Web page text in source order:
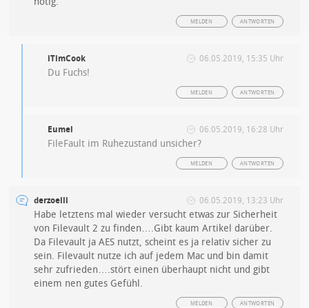
ANTWORTEN
MELDEN
iTimCook 06.05.2019, 15:35 Uhr
Du Fuchs!
ANTWORTEN
MELDEN
Eumel 06.05.2019, 16:28 Uhr
FileFault im Ruhezustand unsicher?
ANTWORTEN
MELDEN
derzoelli 06.05.2019, 13:23 Uhr
Habe letztens mal wieder versucht etwas zur Sicherheit
von Filevault 2 zu finden….Gibt kaum Artikel darüber.
Da Filevault ja AES nutzt, scheint es ja relativ sicher zu
sein. Filevault nutze ich auf jedem Mac und bin damit
sehr zufrieden….stört einen überhaupt nicht und gibt
einem nen gutes Gefühl.
ANTWORTEN
MELDEN